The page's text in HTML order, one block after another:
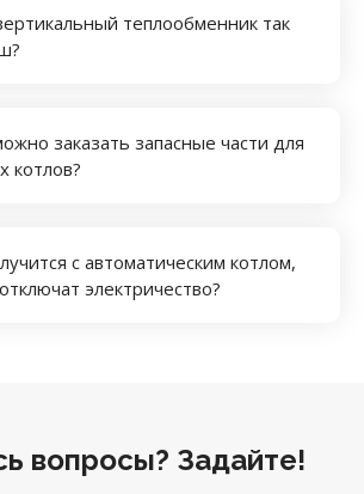
теплообменник так
заказать запасные части для
котлов?
с автоматическим котлом,
электричество?
вопросы? Задайте!